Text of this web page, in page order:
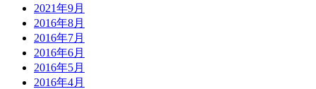
2021年9月
2016年8月
2016年7月
2016年6月
2016年5月
2016年4月